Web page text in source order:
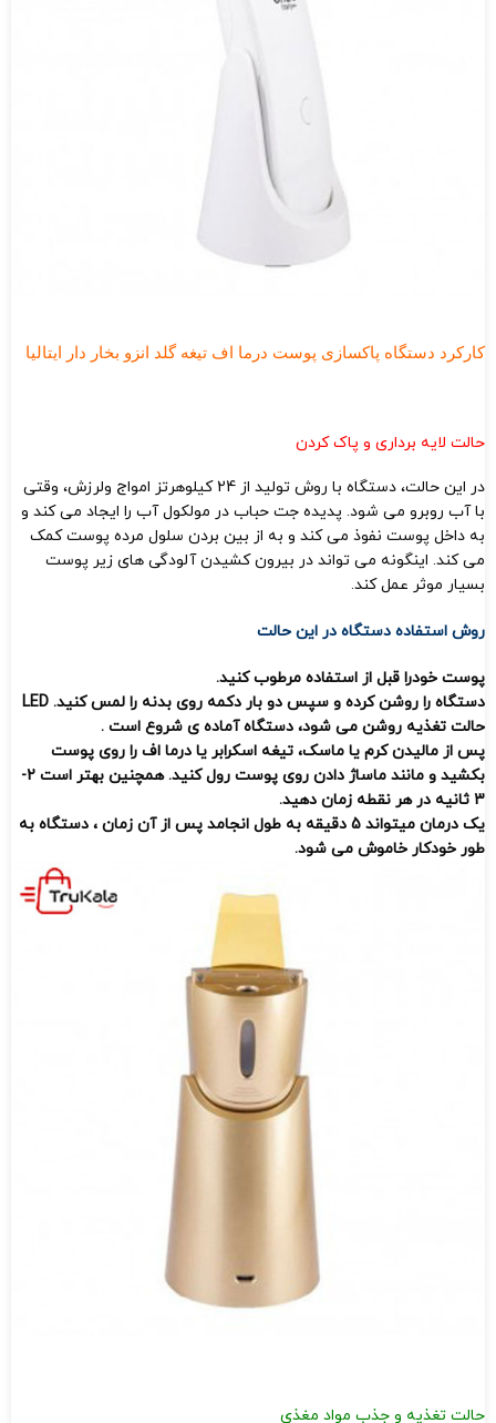
کارکرد دستگاه پاکسازی پوست درما اف تیغه گلد انزو بخار دار ایتالیا
حالت لایه برداری و پاک کردن
در این حالت، دستگاه با روش تولید از 24 کیلوهرتز امواج ولرزش، وقتی
با آب روبرو می شود. پدیده جت حباب در مولکول آب را ایجاد می کند و
به داخل پوست نفوذ می کند و به از بین بردن سلول مرده پوست کمک
می کند. اینگونه می تواند در بیرون کشیدن آلودگی های زیر پوست
بسیار موثر عمل کند.
روش استفاده دستگاه در این حالت
پوست خودرا قبل از استفاده مرطوب کنید.
دستگاه را روشن کرده و سپس دو بار دکمه روی بدنه را لمس کنید. LED
حالت تغذیه روشن می شود، دستگاه آماده ی شروع است .
پس از مالیدن کرم یا ماسک، تیغه اسکرابر یا درما اف را روی پوست
بکشید و مانند ماساژ دادن روی پوست رول کنید. همچنین بهتر است 2-
3 ثانیه در هر نقطه زمان دهید.
یک درمان میتواند 5 دقیقه به طول انجامد پس از آن زمان ، دستگاه به
طور خودکار خاموش می شود.
حالت تغذیه و جذب مواد مغذی